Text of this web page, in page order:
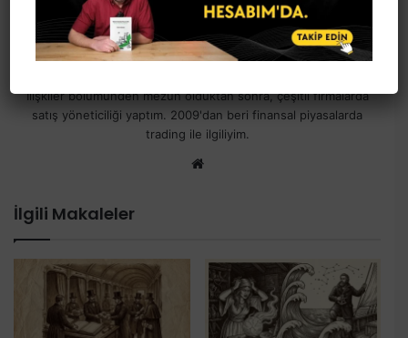
Ibrahim Babadagi
İlişkiler bölümünden mezun olduktan sonra, çeşitli firmalarda
satış yöneticiliği yaptım. 2009'dan beri finansal piyasalarda
trading ile ilgiliyim.
İlgili Makaleler